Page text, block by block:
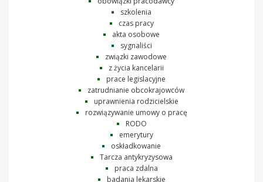
szkolenia
czas pracy
akta osobowe
sygnaliści
związki zawodowe
z życia kancelarii
prace legislacyjne
zatrudnianie obcokrajowców
uprawnienia rodzicielskie
rozwiązywanie umowy o pracę
RODO
emerytury
oskładkowanie
Tarcza antykryzysowa
praca zdalna
badania lekarskie